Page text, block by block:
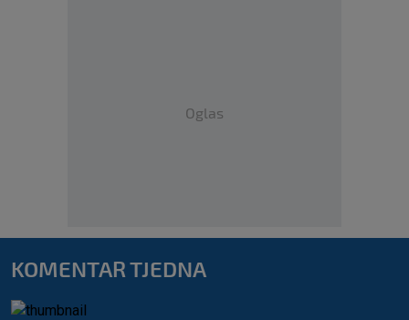
Oglas
KOMENTAR TJEDNA